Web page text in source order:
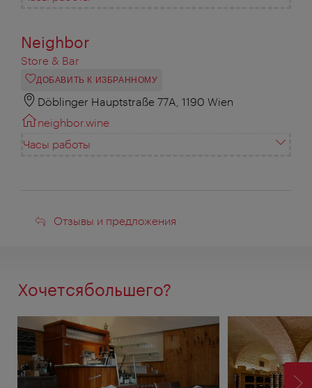
Neighbor
Store & Bar
ДОБАВИТЬ К ИЗБРАННОМУ
Döblinger Hauptstraße 77A, 1190 Wien
neighbor.wine
Часы работы
Отзывы
Отзывы и предложения
Хочетсябольшего?